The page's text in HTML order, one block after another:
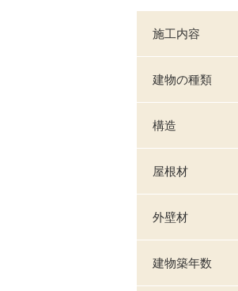
施工内容
建物の種類
構造
屋根材
外壁材
建物築年数